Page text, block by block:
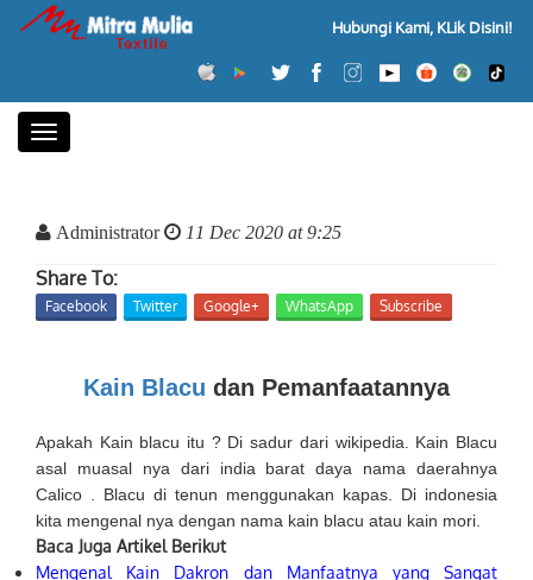
Hubungi Kami, KLik Disini!
Toggle
Administrator 11 Dec 2020 at 9:25
Share To:
Facebook Twitter Google+ WhatsApp Subscribe
Kain Blacu dan Pemanfaatannya
Apakah Kain blacu itu ? Di sadur dari wikipedia. Kain Blacu
asal muasal nya dari india barat daya nama daerahnya
Calico . Blacu di tenun menggunakan kapas. Di indonesia
kita mengenal nya dengan nama kain blacu atau kain mori.
Baca Juga Artikel Berikut
Mengenal Kain Dakron dan Manfaatnya yang Sangat